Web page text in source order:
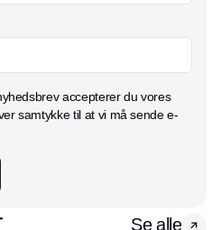
accepterer du vores
samtykke til at vi må sende e-
Se alle